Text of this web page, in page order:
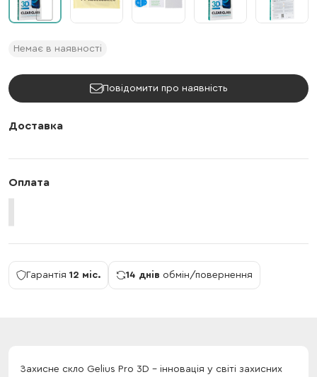
Немає в наявності
Повідомити про наявність
Доставка
Оплата
Гарантія 12 міс. 14 днів обмін/повернення
Захисне скло Gelius Pro 3D - інновація у світі захисних